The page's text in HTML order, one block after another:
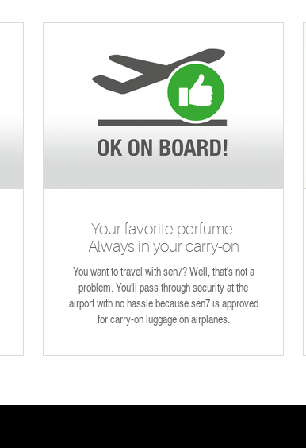
Your favorite perfume.
Always in your carry-on
luggage.
You want to travel with sen7? Well, that's not a
problem. You'll pass through security at the
airport with no hassle because sen7 is approved
for carry-on luggage on airplanes.